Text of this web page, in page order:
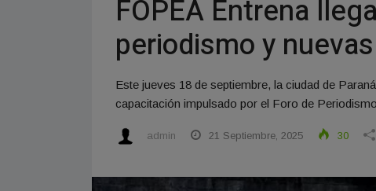
FOPEA Entrena
periodismo y
Este jueves 18 de septiembre, la ciudad de
capacitación impulsado por el Foro de
admin 21 Septiembre, 2025 30